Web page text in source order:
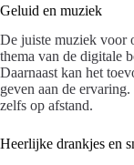
Geluid en muziek
De juiste muziek voor
thema van de digitale
Daarnaast kan het
geven aan de
zelfs op afstand.
Heerlijke drankjes en